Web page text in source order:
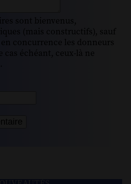
sont bienvenus,
(mais constructifs), sauf
concurrence les donneurs
cas échéant, ceux-là ne